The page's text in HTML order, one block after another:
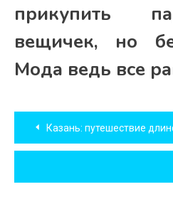
прикупить
вещичек, но
Мода ведь все
Навигация
по
записям
Казань: путешествие длиною